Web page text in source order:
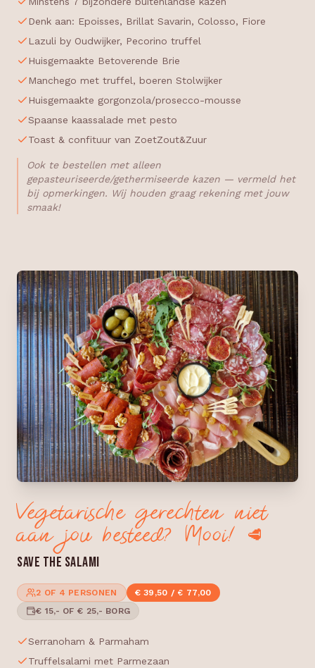
Denk aan: Epoisses, Brillat Savarin, Colosso, Fiore
Lazuli by Oudwijker, Pecorino truffel
Huisgemaakte Betoverende Brie
Manchego met truffel, boeren Stolwijker
Huisgemaakte gorgonzola/prosecco-mousse
Spaanse kaassalade met pesto
Toast & confituur van ZoetZout&Zuur
Ook te bestellen met alleen
gepasteuriseerde/gethermiseerde kazen — vermeld het
bij opmerkingen. Wij houden graag rekening met jouw
smaak!
Vegetarische gerechten niet
aan jou besteed? Mooi! 🥩
SAVE THE SALAMI
2 OF 4 PERSONEN
€ 39,50 / € 77,00
€ 15,- OF € 25,- BORG
Serranoham & Parmaham
Truffelsalami met Parmezaan